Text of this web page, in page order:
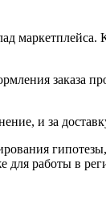
маркетплейса.
заказа
и за
для работы в